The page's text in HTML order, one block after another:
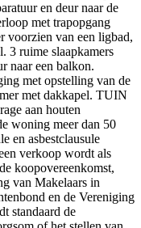
en deur naar de
met trapopgang
voorzien van een ligbad,
3 ruime slaapkamers
naar een balkon.
met opstelling van de
met dakkapel. TUIN
aan houten
woning meer dan 50
en asbestclausule
verkoop wordt als
koopovereenkomst,
van Makelaars in
en de Vereniging
standaard de